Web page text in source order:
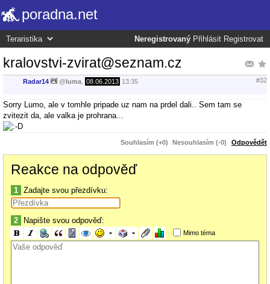
poradna.net
Neregistrovaný Přihlásit Registrovat
kralovstvi-zvirat@seznam.cz
Radar14 @luma 08.06.2013 13:35 #32
Sorry Lumo, ale v tomhle pripade uz nam na prdel dali.. Sem tam se
zvitezit da, ale valka je prohrana...
Souhlasím (+0) Nesouhlasím (-0) Odpovědět
Reakce na odpověď
1 Zadajte svou přezdívku:
2 Napište svou odpověď:
Mimo téma